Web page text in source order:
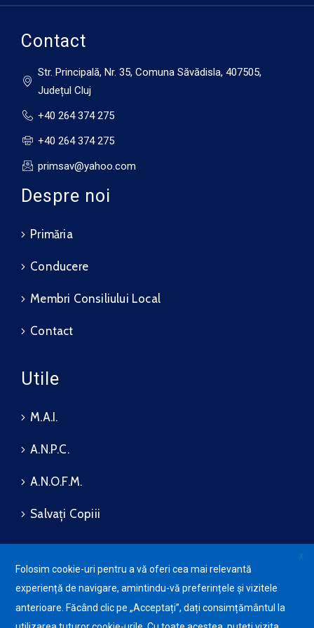
Contact
Str. Principală, Nr. 35, Comuna Săvădisla, 407505,
Județul Cluj
+40 264 374 275
+40 264 374 275
primsav@yahoo.com
Despre noi
Primăria
Conducere
Membri Consiliului Local
Contact
Utile
M.A.I.
A.N.P.C.
A.N.O.F.M.
Salvați Copiii
Protecția datelor cu caracter
personale (GDPR)
Politica de utilizare a Cookie-
urilor
Avansis
Mobile
X
Folosim cookie-uri pentru a vă oferi cea mai relevantă
experiență de navigare, amintindu-vă preferințele și vizitele
anterioare. Făcând clic pe „Acceptați”, dați consimțământul la